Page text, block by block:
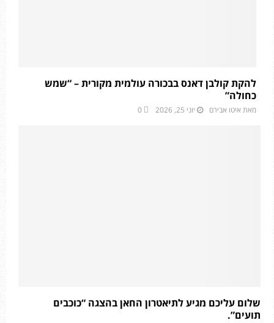
להקת קולבן דאנס בבכורה עולמית מקורית – “שמש
כחולה”
מאת איטו אבירם יוני 25, 2026 0
שלום עליכם מגיע לתיאטרון החאן בהצגה “כוכבים
תועים”.